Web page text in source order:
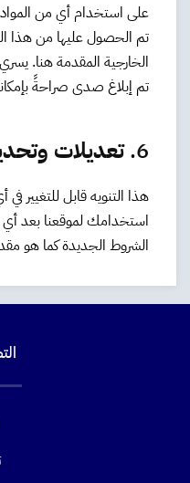
على استخدام أي من
تم الحصول عليها من هذا
الخارجية المقدمة هنا.
تم إبلاغ صدى صراحةً
6. تعديلات
هذا التنويه قابل للتغيير
استخدامك لموقعنا بعد أي
الشروط الجديدة كما هو